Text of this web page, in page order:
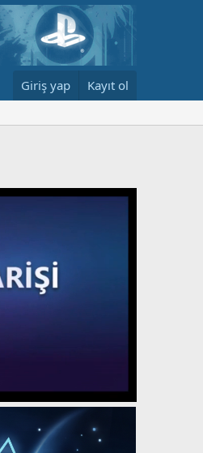
Giriş yap Kayıt ol